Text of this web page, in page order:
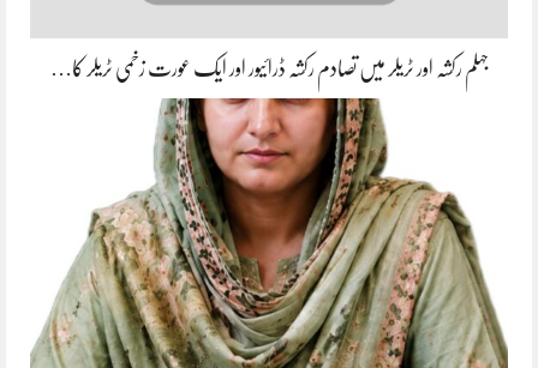
جہلم رکشہ اور ٹریلر میں تصادم رکشہ ڈرائیور اور ایک عورت زخمی ٹریلر کا…